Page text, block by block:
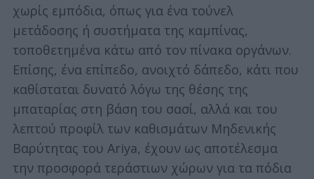
χωρίς εμπόδια, όπως για ένα τούνελ
μετάδοσης ή συστήματα της καμπίνας,
τοποθετημένα κάτω από τον πίνακα οργάνων.
Επίσης, ένα επίπεδο, ανοιχτό δάπεδο, κάτι που
καθίσταται δυνατό λόγω της θέσης της
μπαταρίας στη βάση του σασί, αλλά και του
λεπτού προφίλ των καθισμάτων Μηδενικής
Βαρύτητας του Ariya, έχουν ως αποτέλεσμα
την προσφορά τεράστιων χώρων για τα πόδια